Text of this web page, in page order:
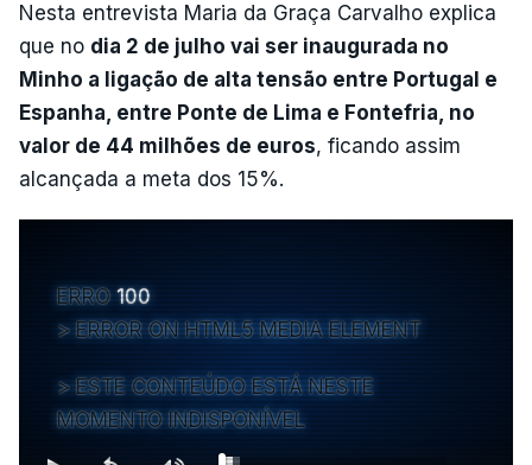
Nesta entrevista Maria da Graça Carvalho explica
que no dia 2 de julho vai ser inaugurada no
Minho a ligação de alta tensão entre Portugal e
Espanha, entre Ponte de Lima e Fontefria, no
valor de 44 milhões de euros, ficando assim
alcançada a meta dos 15%.
ERRO 100
ERROR ON HTML5 MEDIA ELEMENT
ESTE CONTEÚDO ESTÁ NESTE
MOMENTO INDISPONÍVEL